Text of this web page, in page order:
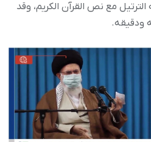
مع نص القرآن الکریم، وقد
ودقیقه.